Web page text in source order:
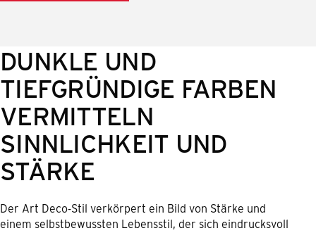
DUNKLE UND
TIEFGRÜNDIGE FARBEN
VERMITTELN
SINNLICHKEIT UND
STÄRKE
Der Art Deco-Stil verkörpert ein Bild von Stärke und
einem selbstbewussten Lebensstil, der sich eindrucksvoll